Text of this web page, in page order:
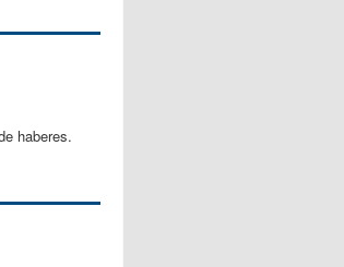
haberes.